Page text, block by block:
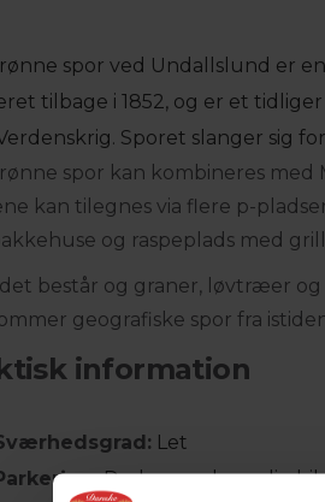
spor ved Undallslund er
tilbage i 1852, og er et
Sporet slanger sig
spor kan kombineres med
kan tilegnes via flere p-
og raspeplads med
består og graner, løvtræer
geografiske spor fra
information
Let
Du kan parkere din bil